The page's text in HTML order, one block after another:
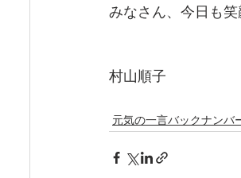
みなさん、今日も
村山順子
元気の一言バックナンバ